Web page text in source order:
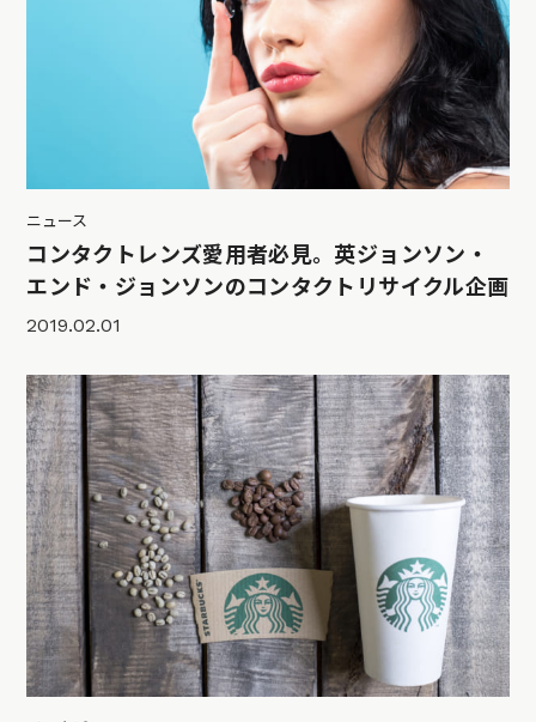
ニュース
コンタクトレンズ愛用者必見。英ジョンソン・
エンド・ジョンソンのコンタクトリサイクル企画
2019.02.01